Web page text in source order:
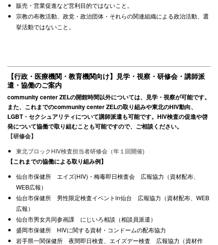
販売・営業促進など営利目的ではないこと。
宗教の布教活動、政党・政治団体・それらの関連組織による政治活動、選
挙活動ではないこと。
【行政・医療機関・教育機関向け】見学・視察・研修会・講師派
遣・協働のご案内
community center ZELの開館時間以外については、見学・視察が可能です。
また、これまでのcommunity center ZELの取り組みや東北のHIV動向、
LGBT・セクシュアリティについて講師派遣も可能です。HIV検査の促進や啓
発について協働で取り組むことも可能ですので、ご相談ください。
【研修会】
東北ブロックHIV検査担当者研修会（年１回開催)
【これまでの協働による取り組み例】
仙台市保健所 エイズ(HIV)・梅毒即日検査会 広報協力（資材配布、
WEB広報）
仙台市保健所 男性限定検査イベントin仙台 広報協力（資材配布、WEB
広報）
仙台市男女共同参画課 にじいろ相談（相談員派遣）
盛岡市保健所 HIVに関する資材・コンドームの配布協力
岩手県一関保健所 夜間即日検査、エイズデー検査 広報協力（資材作